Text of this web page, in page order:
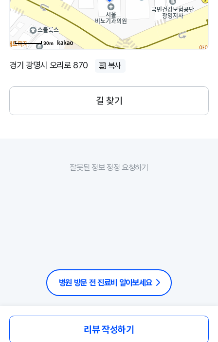
30m
경기 광명시 오리로 870 복사
길 찾기
잘못된 정보 정정 요청하기
병원 방문 전 진료비 알아보세요
리뷰 작성하기